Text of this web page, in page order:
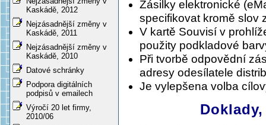
Kaskádě, 2012
Nejzásadnější změny v
Kaskádě, 2011
Nejzásadnější změny v
Kaskádě, 2010
Datové schránky
Podpora digitálních
podpisů v emailech
Výročí 20 let firmy,
2010/06
Zásilky elektronické
specifikovat kromě slov
V kartě Souvisí v
použity podkladové
Při tvorbě odpovědní
adresy odesílatele
Je vylepšena volba